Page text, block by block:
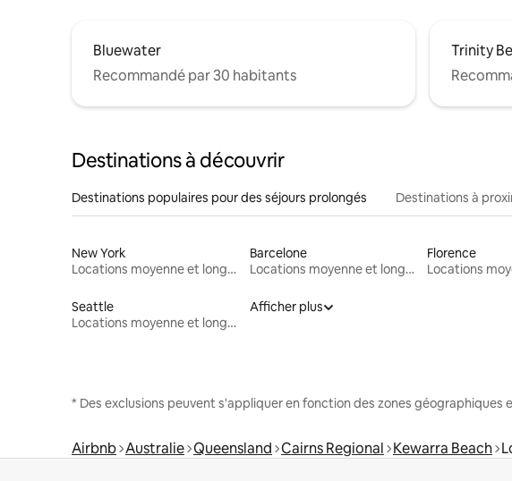
Bluewater
Recommandé par 30 habitants
Trinity
Destinations à découvrir
Destinations populaires pour des séjours prolongés Destinations à
New York
Locations moyenne et longue durée
Barcelone
Locations moyenne et longue durée
Florence
Seattle
Locations moyenne et longue durée
Afficher plus
* Des exclusions peuvent s'appliquer en fonction des zones géographiques
Airbnb Australie Queensland Cairns Regional Kewarra Beach